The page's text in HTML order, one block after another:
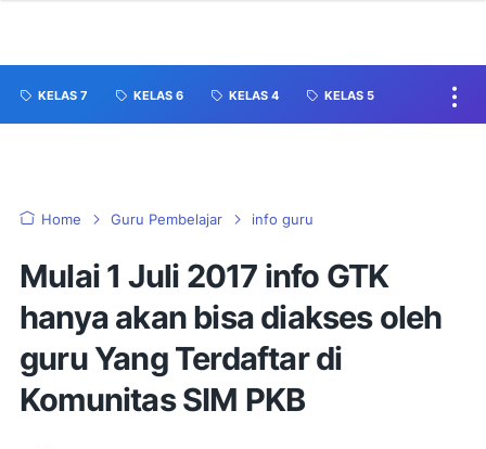
KELAS 7 KELAS 6 KELAS 4 KELAS 5
Home Guru Pembelajar info guru
Mulai 1 Juli 2017 info GTK
hanya akan bisa diakses oleh
guru Yang Terdaftar di
Komunitas SIM PKB